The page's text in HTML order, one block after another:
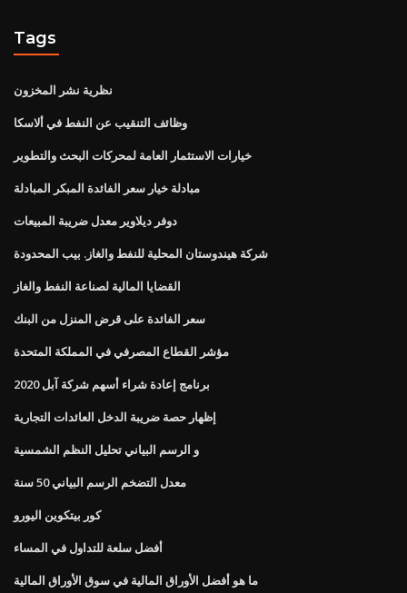
Tags
نظرية نشر المخزون
وظائف التنقيب عن النفط في ألاسكا
خيارات الاستثمار العامة لمحركات البحث والتطوير
مبادلة خيار سعر الفائدة المبكر المبادلة
دوفر ديلاوير معدل ضريبة المبيعات
شركة هيندوستان المحلية للنفط والغاز. بيب المحدودة
القضايا المالية لصناعة النفط والغاز
سعر الفائدة على قرض المنزل من البنك
مؤشر القطاع المصرفي في المملكة المتحدة
برنامج إعادة شراء أسهم شركة آبل 2020
إظهار حصة ضريبة الدخل العائدات التجارية
و الرسم البياني تحليل النظم الشمسية
معدل التضخم الرسم البياني 50 سنة
كور بيتكوين اليورو
أفضل سلعة للتداول في المساء
ما هو أفضل الأوراق المالية في سوق الأوراق المالية